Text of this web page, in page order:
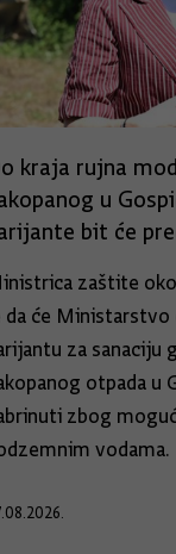
kraja rujna
u
bit će
zaštite
da će
za sanaciju
otpada u
zbog
vodama.